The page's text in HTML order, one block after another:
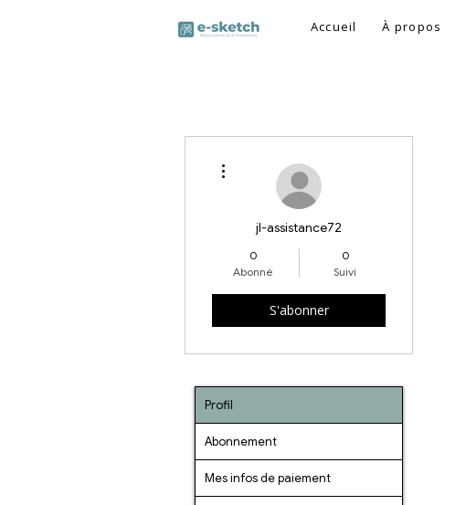
Accueil À propos
jl-assistance72
0
Abonné
0
Suivi
S'abonner
Profil
Abonnement
Mes infos de paiement